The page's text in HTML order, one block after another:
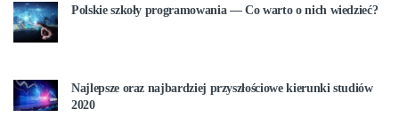
Polskie szkoły programowania — Co warto o nich wiedzieć?
Najlepsze oraz najbardziej przyszłościowe kierunki studiów
2020